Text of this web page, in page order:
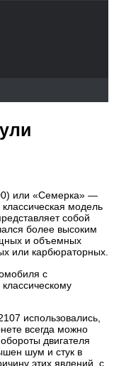
или «Семерка» —
модель
собой
более высоким
и объемных
или карбюраторных.
с
использовались,
всегда можно
двигателя
шум и стук в
этих явлений, с